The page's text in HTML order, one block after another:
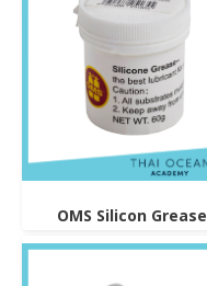
OMS Silicon Grease